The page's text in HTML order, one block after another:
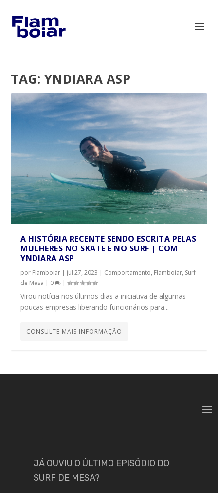
TAG: YNDIARA ASP
A HISTÓRIA RECENTE SENDO ESCRITA PELAS
MULHERES NO SKATE E NO SURF | COM
YNDIARA ASP
por Flamboiar | jul 27, 2023 | Comportamento, Flamboiar, Surf
de Mesa | 0 |
Virou notícia nos últimos dias a iniciativa de algumas
poucas empresas liberando funcionários para...
CONSULTE MAIS INFORMAÇÃO
JÁ OUVIU O ÚLTIMO EPISÓDIO DO
SURF DE MESA?